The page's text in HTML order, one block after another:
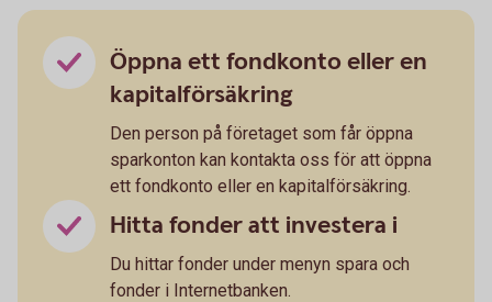
Öppna ett fondkonto eller en
kapitalförsäkring
Den person på företaget som får öppna
sparkonton kan kontakta oss för att öppna
ett fondkonto eller en kapitalförsäkring.
Hitta fonder att investera i
Du hittar fonder under menyn spara och
fonder i Internetbanken.